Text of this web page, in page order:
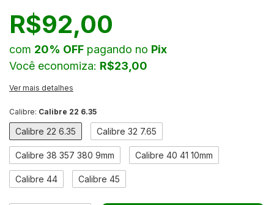
R$92,00
com 20% OFF pagando no Pix
Você economiza: R$23,00
Ver mais detalhes
Calibre: Calibre 22 6.35
Calibre 22 6.35 Calibre 32 7.65
Calibre 38 357 380 9mm Calibre 40 41 10mm
Calibre 44 Calibre 45